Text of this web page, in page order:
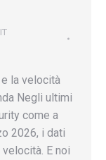
IT
la velocità
Negli ultimi
come a
2026, i dati
E noi